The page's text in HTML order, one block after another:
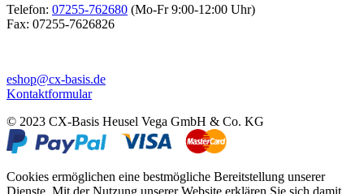
Telefon: 07255-762680 (Mo-Fr 9:00-12:00 Uhr)
Fax: 07255-7626826
eshop@cx-basis.de
Kontaktformular
© 2023 CX-Basis Heusel Vega GmbH & Co. KG
Cookies ermöglichen eine bestmögliche Bereitstellung unserer